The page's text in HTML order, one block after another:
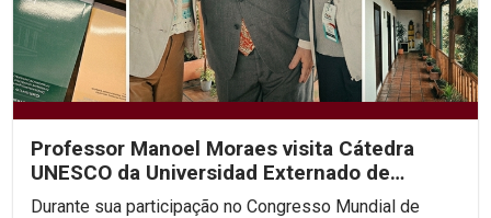
Professor Manoel Moraes visita Cátedra
UNESCO da Universidad Externado de
Colombia
Durante sua participação no Congresso Mundial de